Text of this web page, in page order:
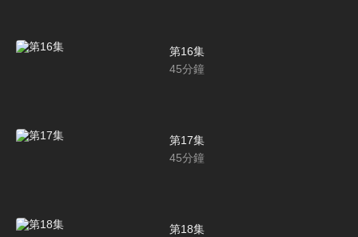
第16集
45分鐘
第17集
45分鐘
第18集